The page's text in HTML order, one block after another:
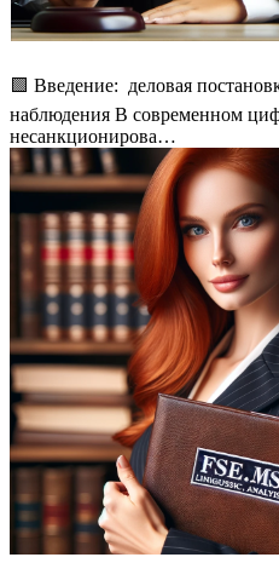
🟩 Введение: деловая
наблюдения В современном
несанкционирова…